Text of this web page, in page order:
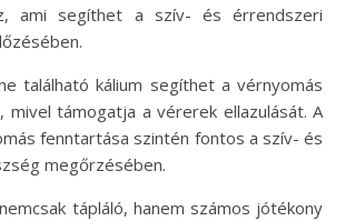
ami segíthet a szív- és érrendszeri
található kálium segíthet a vérnyomás
mivel támogatja a vérerek ellazulását. A
fenntartása szintén fontos a szív- és
megőrzésében.
tápláló, hanem számos jótékony